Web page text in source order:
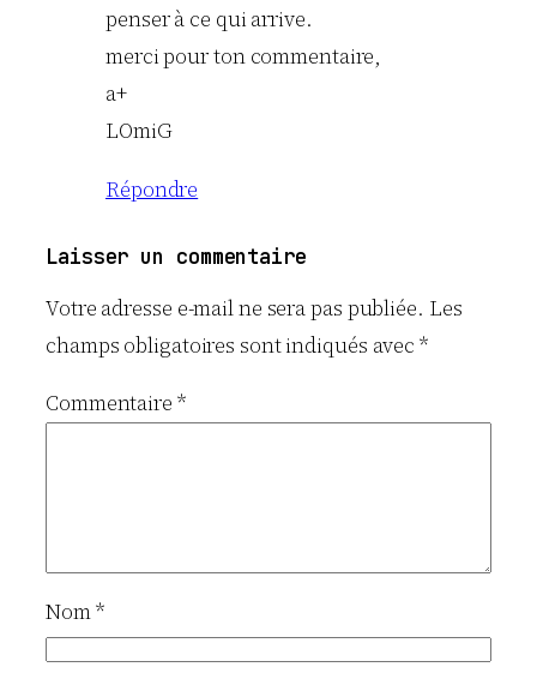
penser à ce qui arrive.
merci pour ton commentaire,
a+
LOmiG
Répondre
Laisser un commentaire
Votre adresse e-mail ne sera pas publiée. Les
champs obligatoires sont indiqués avec*
Commentaire *
Nom*